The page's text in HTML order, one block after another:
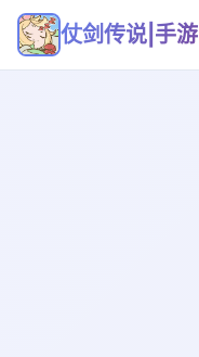
仗剑传说|手游